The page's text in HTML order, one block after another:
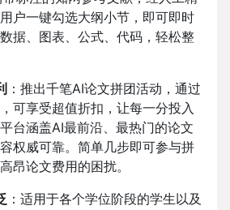
户一键勾选大纲小节，即可即时
据、图表、公式、代码，轻松整
：推出千笔AI论文拼团活动，通过
可享受超值折扣，让每一分投入
台涵盖AI最前沿、最热门的论文
权威可靠。简单几步即可参与拼
昂论文费用的困扰。
：适用于各个学位阶段的学生以及